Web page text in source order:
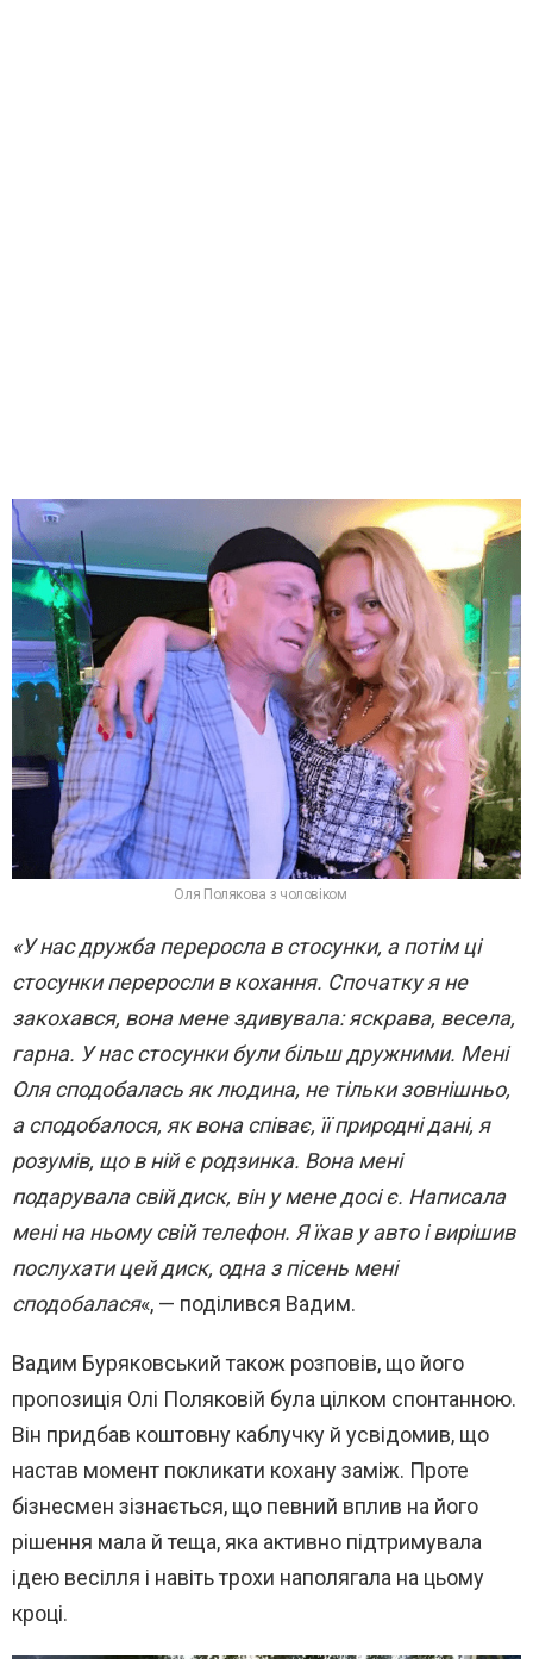
Оля Полякова з чоловіком
«У нас дружба переросла в стосунки, а потім ці
стосунки переросли в кохання. Спочатку я не
закохався, вона мене здивувала: яскрава, весела,
гарна. У нас стосунки були більш дружними. Мені
Оля сподобалась як людина, не тільки зовнішньо,
а сподобалося, як вона співає, її природні дані, я
розумів, що в ній є родзинка. Вона мені
подарувала свій диск, він у мене досі є. Написала
мені на ньому свій телефон. Я їхав у авто і вирішив
послухати цей диск, одна з пісень мені
сподобалася«, — поділився Вадим.
Вадим Буряковський також розповів, що його
пропозиція Олі Поляковій була цілком спонтанною.
Він придбав коштовну каблучку й усвідомив, що
настав момент покликати кохану заміж. Проте
бізнесмен зізнається, що певний вплив на його
рішення мала й теща, яка активно підтримувала
ідею весілля і навіть трохи наполягала на цьому
кроці.